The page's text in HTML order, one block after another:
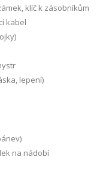
klíč k zásobníkům
kabel
lepení)
na nádobí